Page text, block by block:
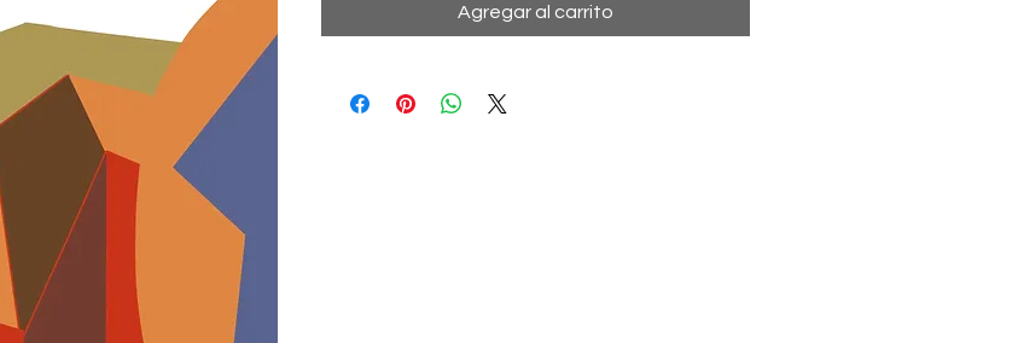
Agregar al carrito